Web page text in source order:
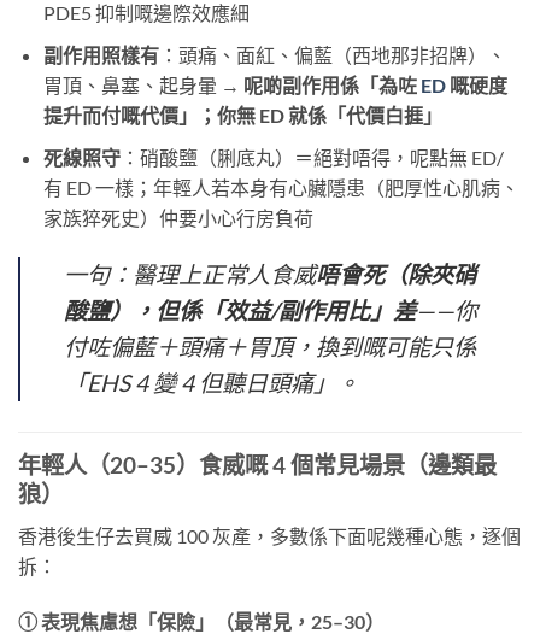
PDE5 抑制嘅邊際效應細
副作用照樣有：頭痛、面紅、偏藍（西地那非招牌）、
胃頂、鼻塞、起身暈 → 呢啲副作用係「為咗 ED嘅硬度
提升而付嘅代價」；你無 ED 就係「代價白捱」
死線照守：硝酸鹽（脷底丸）＝絕對唔得，呢點無 ED/
有 ED 一樣；年輕人若本身有心臟隱患（肥厚性心肌病、
家族猝死史）仲要小心行房負荷
一句：醫理上正常人食威唔會死（除夾硝
酸鹽），但係「效益/副作用比」差——你
付咗偏藍＋頭痛＋胃頂，換到嘅可能只係
「EHS 4 變 4 但聽日頭痛」。
年輕人（20–35）食威嘅 4 個常見場景（邊類最
狼）
香港後生仔去買威 100 灰產，多數係下面呢幾種心態，逐個
拆：
① 表現焦慮想「保險」（最常見，25–30）